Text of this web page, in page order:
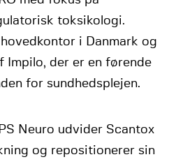
toksikologi.
i Danmark og
Impilo, der er en førende
for sundhedsplejen.
Neuro udvider Scantox
og repositionerer sin